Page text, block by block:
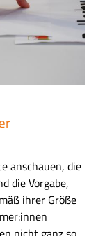
anschauen, die
die Vorgabe,
ihrer Größe